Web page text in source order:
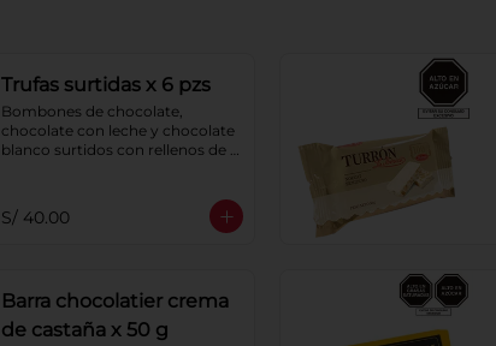
Trufas surtidas x 6 pzs
Bombones de chocolate,
chocolate con leche y chocolate
blanco surtidos con rellenos de
a cereza y whisky con café.
S/ 40.00
Barra chocolatier crema
de castaña x 50 g